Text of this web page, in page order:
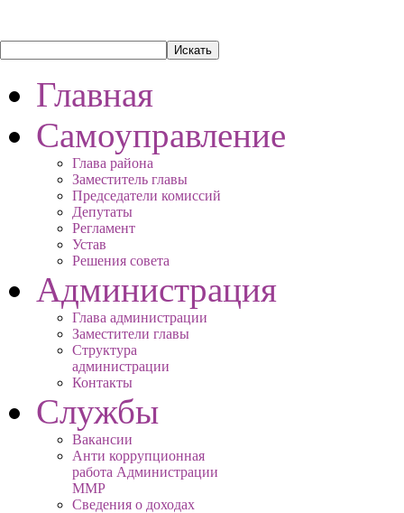
Главная
Самоуправление
Глава района
Заместитель главы
Председатели комиссий
Депутаты
Регламент
Устав
Решения совета
Администрация
Глава администрации
Заместители главы
Структура
администрации
Контакты
Службы
Вакансии
Анти коррупционная
работа Администрации
ММР
Сведения о доходах